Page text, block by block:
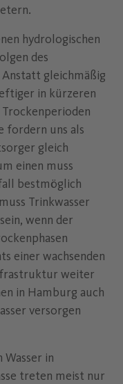
hydrologischen
des
gleichmäßig
in kürzeren
Trockenperioden
fordern uns als
gleich
einen muss
bestmöglich
Trinkwasser
wenn der
einer wachsenden
weiter
in Hamburg auch
versorgen
in
treten meist nur